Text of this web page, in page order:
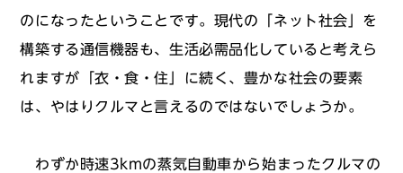
のになったということです。現代の「ネット社会」を
構築する通信機器も、生活必需品化していると考えら
れますが「衣・食・住」に続く、豊かな社会の要素
は、やはりクルマと言えるのではないでしょうか。
わずか時速3kmの蒸気自動車から始まったクルマの